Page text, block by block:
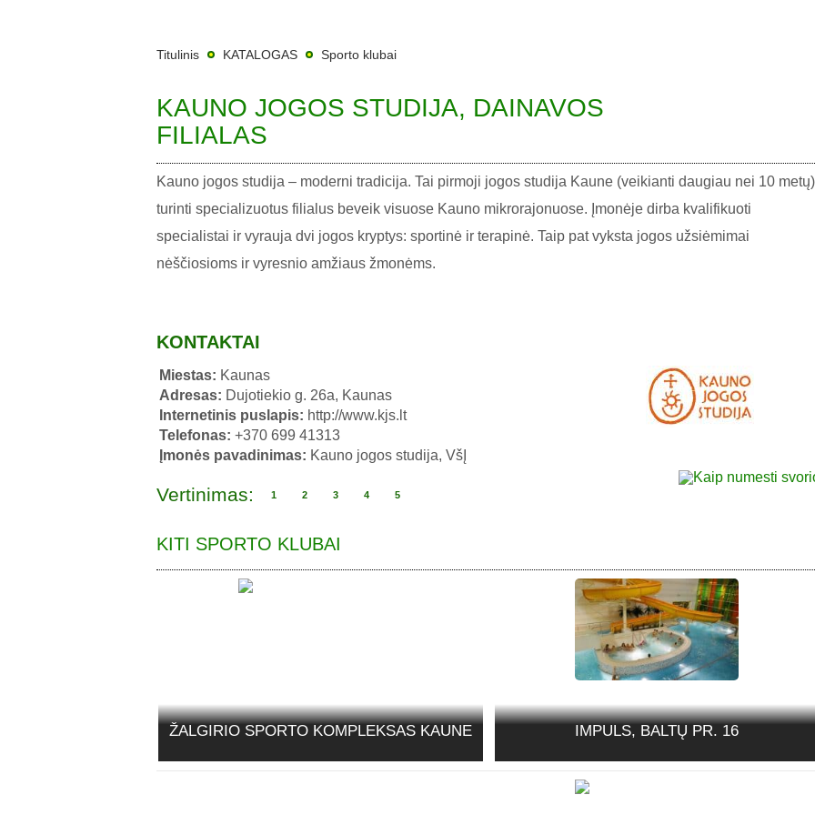
Titulinis KATALOGAS Sporto klubai
KAUNO JOGOS STUDIJA, DAINAVOS
FILIALAS
Kauno jogos studija – moderni tradicija. Tai pirmoji jogos studija Kaune (veikianti daugiau nei 10
turinti specializuotus filialus beveik visuose Kauno mikrorajonuose. Įmonėje dirba kvalifikuoti
specialistai ir vyrauja dvi jogos kryptys: sportinė ir terapinė. Taip pat vyksta jogos užsiėmimai
nėščiosioms ir vyresnio amžiaus žmonėms.
KONTAKTAI
Miestas: Kaunas
Adresas: Dujotiekio g. 26a, Kaunas
Internetinis puslapis: http://www.kjs.lt
Telefonas: +370 699 41313
Įmonės pavadinimas: Kauno jogos studija, VšĮ
Vertinimas: 1 2 3 4 5
KITI SPORTO KLUBAI
ŽALGIRIO SPORTO KOMPLEKSAS KAUNE IMPULS, BALTŲ PR. 16